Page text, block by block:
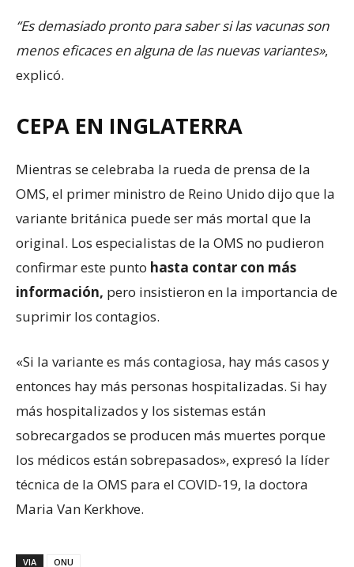
“Es demasiado pronto para saber si las vacunas son
menos eficaces en alguna de las nuevas variantes»,
explicó.
CEPA EN INGLATERRA
Mientras se celebraba la rueda de prensa de la
OMS, el primer ministro de Reino Unido dijo que la
variante británica puede ser más mortal que la
original. Los especialistas de la OMS no pudieron
confirmar este punto hasta contar con más
información, pero insistieron en la importancia de
suprimir los contagios.
«Si la variante es más contagiosa, hay más casos y
entonces hay más personas hospitalizadas. Si hay
más hospitalizados y los sistemas están
sobrecargados se producen más muertes porque
los médicos están sobrepasados», expresó la líder
técnica de la OMS para el COVID-19, la doctora
Maria Van Kerkhove.
VIA ONU